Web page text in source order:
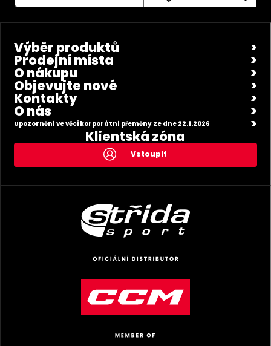
Výběr produktů
Prodejní místa
O nákupu
Objevujte nové
Kontakty
O nás
Upozornění ve věci korporátní přeměny ze dne 22.1.2026
Klientská zóna
Vstoupit